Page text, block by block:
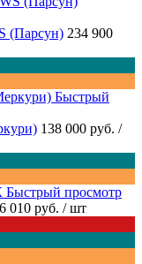
(Парсун) 234 900
Быстрый
138 000 руб. /
Быстрый просмотр
010 руб. / шт